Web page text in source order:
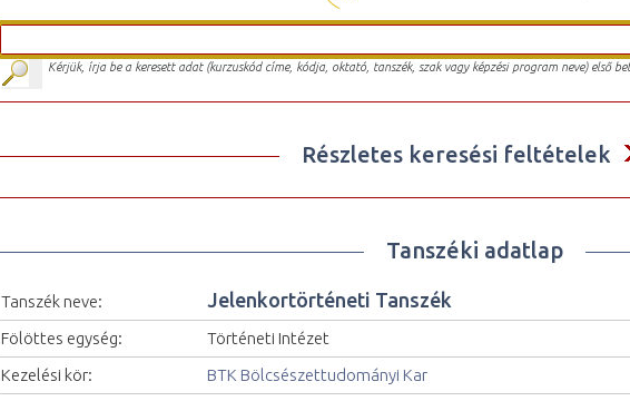
Kérjük, írja be a keresett adat (kurzuskód címe, kódja, oktató, tanszék, szak vagy képzési program neve) első
Részletes keresési feltételek
Tanszéki adatlap
Tanszék neve: Jelenkortörténeti Tanszék
Fölöttes egység:
Történeti Intézet
Kezelési kör:
BTK Bölcsészettudományi Kar